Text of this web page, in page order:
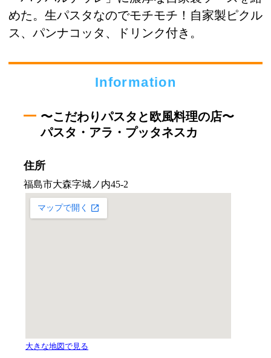
めた。生パスタなのでモチモチ！自家製ピクル
ス、パンナコッタ、ドリンク付き。
Information
〜こだわりパスタと欧風料理の店〜
パスタ・アラ・プッタネスカ
住所